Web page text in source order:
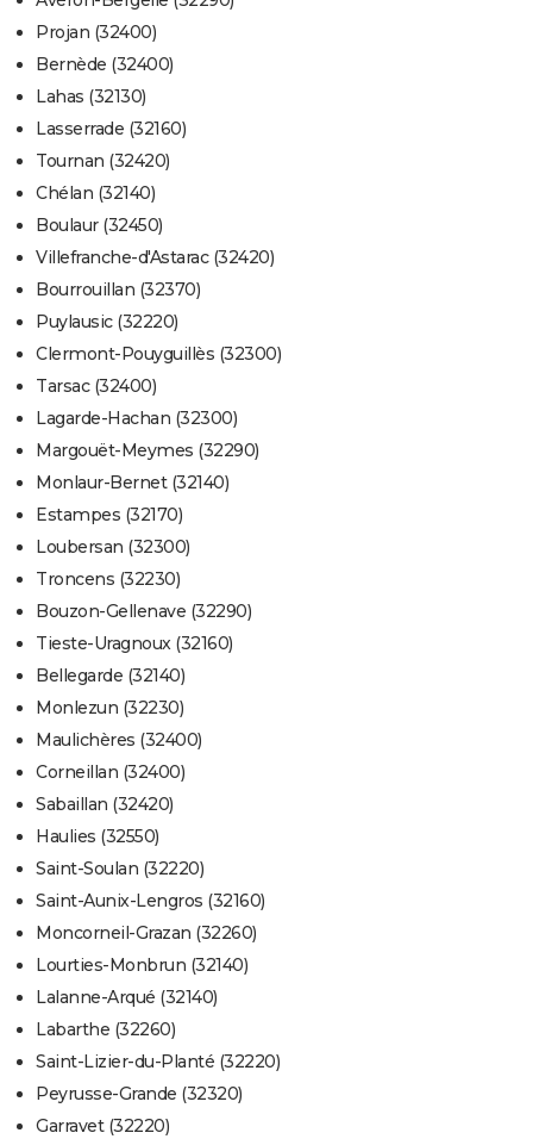
Projan (32400)
Bernède (32400)
Lahas (32130)
Lasserrade (32160)
Tournan (32420)
Chélan (32140)
Boulaur (32450)
Villefranche-d'Astarac (32420)
Bourrouillan (32370)
Puylausic (32220)
Clermont-Pouyguillès (32300)
Tarsac (32400)
Lagarde-Hachan (32300)
Margouët-Meymes (32290)
Monlaur-Bernet (32140)
Estampes (32170)
Loubersan (32300)
Troncens (32230)
Bouzon-Gellenave (32290)
Tieste-Uragnoux (32160)
Bellegarde (32140)
Monlezun (32230)
Maulichères (32400)
Corneillan (32400)
Sabaillan (32420)
Haulies (32550)
Saint-Soulan (32220)
Saint-Aunix-Lengros (32160)
Moncorneil-Grazan (32260)
Lourties-Monbrun (32140)
Lalanne-Arqué (32140)
Labarthe (32260)
Saint-Lizier-du-Planté (32220)
Peyrusse-Grande (32320)
Garravet (32220)